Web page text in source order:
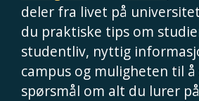
deler fra livet på
du praktiske tips om
studentliv, nyttig
campus og muligheten til
spørsmål om alt du lurer